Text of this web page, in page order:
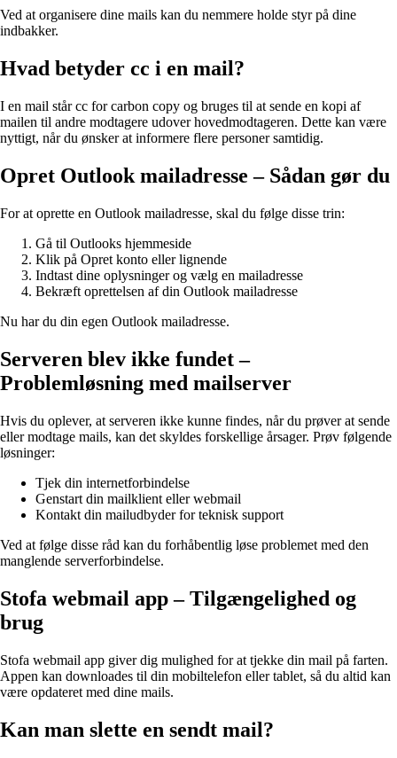
Ved at organisere dine mails kan du nemmere holde styr på dine
indbakker.
Hvad betyder cc i en mail?
I en mail står cc for carbon copy og bruges til at sende en kopi af
mailen til andre modtagere udover hovedmodtageren. Dette kan være
nyttigt, når du ønsker at informere flere personer samtidig.
Opret Outlook mailadresse – Sådan gør du
For at oprette en Outlook mailadresse, skal du følge disse trin:
Gå til Outlooks hjemmeside
Klik på Opret konto eller lignende
Indtast dine oplysninger og vælg en mailadresse
Bekræft oprettelsen af din Outlook mailadresse
Nu har du din egen Outlook mailadresse.
Serveren blev ikke fundet –
Problemløsning med mailserver
Hvis du oplever, at serveren ikke kunne findes, når du prøver at sende
eller modtage mails, kan det skyldes forskellige årsager. Prøv følgende
løsninger:
Tjek din internetforbindelse
Genstart din mailklient eller webmail
Kontakt din mailudbyder for teknisk support
Ved at følge disse råd kan du forhåbentlig løse problemet med den
manglende serverforbindelse.
Stofa webmail app – Tilgængelighed og
brug
Stofa webmail app giver dig mulighed for at tjekke din mail på farten.
Appen kan downloades til din mobiltelefon eller tablet, så du altid kan
være opdateret med dine mails.
Kan man slette en sendt mail?